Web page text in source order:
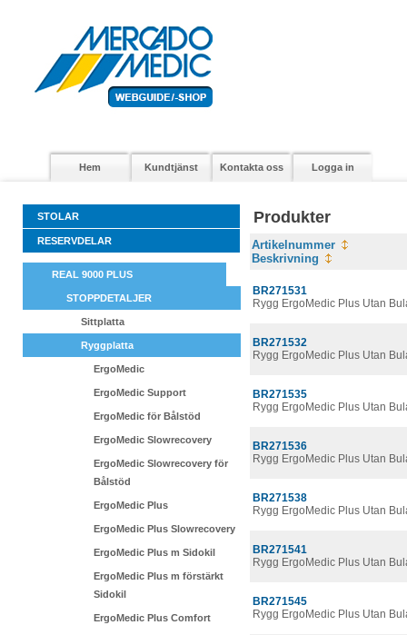
Hem Kundtjänst Kontakta oss Logga in
STOLAR
RESERVDELAR
REAL 9000 PLUS
STOPPDETALJER
Sittplatta
Ryggplatta
ErgoMedic
ErgoMedic Support
ErgoMedic för Bålstöd
ErgoMedic Slowrecovery
ErgoMedic Slowrecovery för
Bålstöd
ErgoMedic Plus
ErgoMedic Plus Slowrecovery
ErgoMedic Plus m Sidokil
ErgoMedic Plus m förstärkt
Sidokil
ErgoMedic Plus Comfort
Produkter
Artikelnummer
Beskrivning
BR271531
Rygg ErgoMedic Plus Utan
BR271532
Rygg ErgoMedic Plus Utan
BR271535
Rygg ErgoMedic Plus Utan
BR271536
Rygg ErgoMedic Plus Utan
BR271538
Rygg ErgoMedic Plus Utan
BR271541
Rygg ErgoMedic Plus Utan
BR271545
Rygg ErgoMedic Plus Utan